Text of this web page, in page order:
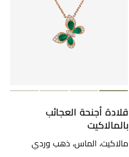
قلادة أجنحة العجائب
بالمالاكيت
مالاكيت، الماس، ذهب وردي